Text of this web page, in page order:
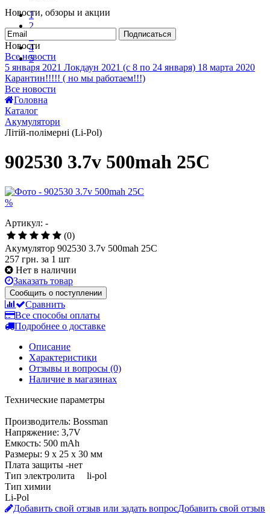
1
2
4
5
Новости
Все новости
5 января 2021
Карантин!!!!! ( но мы работаем!!!)
Все новости
Головна
Каталог
Акумулятори
Літій-полімерні (Li-Pol)
902530 3.7v 500mah 25C
Артикул: -
Акумулятор 902530 3.7v 500mah 25C
257 грн. за 1 шт
Нет в наличии
Заказать товар
Сообщить о поступлении
Сравнить
Все способы оплаты
Подробнее о доставке
Описание
Отзывы и вопросы
Наличие в магазинах
Технические параметры
Производитель: Bossman
Емкость: 500 mAh
Размеры: 9 х 25 х 30 мм
Плата защиты -нет
Тип электролита li-pol
Тип химии
Li-Pol
Добавить свой отзыв или задать вопрос
Общий остаток на складах
Похожие товары